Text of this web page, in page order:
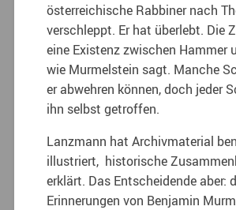
österreichische Rabbiner nach
verschleppt. Er hat überlebt. Die
eine Existenz zwischen Hammer
wie Murmelstein sagt. Manche
er abwehren können, doch jeder
ihn selbst getroffen.
Lanzmann hat Archivmaterial
illustriert, historische
erklärt. Das Entscheidende aber:
Erinnerungen von Benjamin